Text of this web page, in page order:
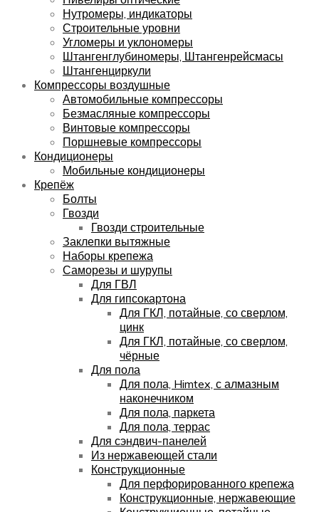
Нутромеры, индикаторы
Строительные уровни
Угломеры и уклономеры
Штангенглубиномеры, Штангенрейсмасы
Штангенциркули
Компрессоры воздушные
Автомобильные компрессоры
Безмасляные компрессоры
Винтовые компрессоры
Поршневые компрессоры
Кондиционеры
Мобильные кондиционеры
Крепёж
Болты
Гвозди
Гвозди строительные
Заклепки вытяжные
Наборы крепежа
Саморезы и шурупы
Для ГВЛ
Для гипсокартона
Для ГКЛ, потайные, со сверлом,
цинк
Для ГКЛ, потайные, со сверлом,
чёрные
Для пола
Для пола, Himtex, с алмазным
наконечником
Для пола, паркета
Для пола, террас
Для сэндвич-панелей
Из нержавеющей стали
Конструкционные
Для перфорированного крепежа
Конструкционные, нержавеющие